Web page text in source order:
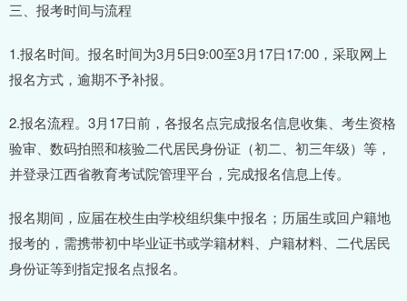
三、报考时间与流程
1.报名时间。报名时间为3月5日9:00至3月17日17:00，采取网上
报名方式，逾期不予补报。
2.报名流程。3月17日前，各报名点完成报名信息收集、考生资格
验审、数码拍照和核验二代居民身份证（初二、初三年级）等，
并登录江西省教育考试院管理平台，完成报名信息上传。
报名期间，应届在校生由学校组织集中报名；历届生或回户籍地
报考的，需携带初中毕业证书或学籍材料、户籍材料、二代居民
身份证等到指定报名点报名。